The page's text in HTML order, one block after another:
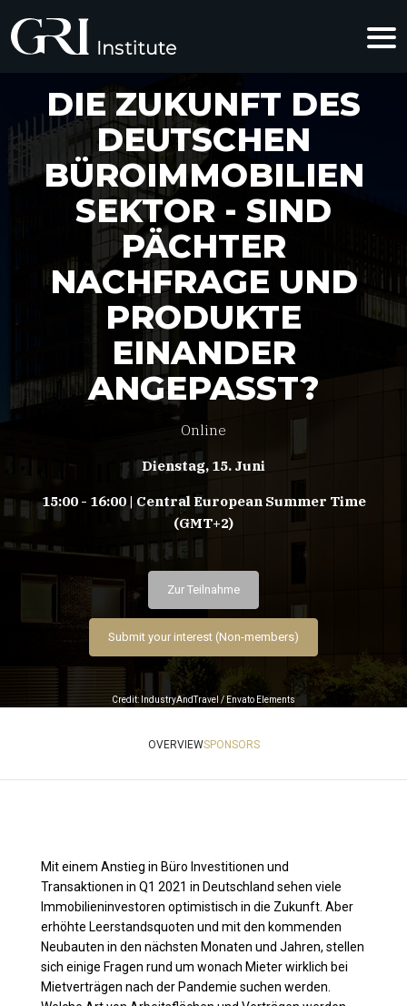
DIE ZUKUNFT DES
DEUTSCHEN
BÜROIMMOBILIEN
SEKTOR - SIND
PÄCHTER
NACHFRAGE UND
PRODUKTE
EINANDER
ANGEPASST?
Online
Dienstag, 15. Juni
15:00 - 16:00 | Central European Summer Time
(GMT+2)
Zur Teilnahme
Submit your interest (Non-members)
Credit: IndustryAndTravel / Envato Elements
OVERVIEWSPONSORS
Mit einem Anstieg in Büro Investitionen und
Transaktionen in Q1 2021 in Deutschland sehen viele
Immobilieninvestoren optimistisch in die Zukunft. Aber
erhöhte Leerstandsquoten und mit den kommenden
Neubauten in den nächsten Monaten und Jahren, stellen
sich einige Fragen rund um wonach Mieter wirklich bei
Mietverträgen nach der Pandemie suchen werden.